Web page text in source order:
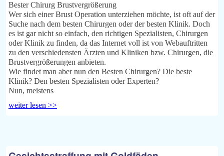
Bester Chirurg Brustvergrößerung
Wer sich einer Brust Operation unterziehen möchte, ist oft auf der
Suche nach dem besten Chirurgen oder der besten Klinik. Doch
es ist gar nicht so einfach, den richtigen Spezialisten, Chirurgen
oder Klinik zu finden, da das Internet voll ist von Webauftritten
zu den verschiedensten Ärzten und Kliniken bzw. Chirurgen, die
Brustvergrößerungen anbieten.
Wie findet man aber nun den Besten Chirurgen? Die beste
Klinik? Den besten Spezialisten oder Experten?
Nun, meistens
weiter lesen >>